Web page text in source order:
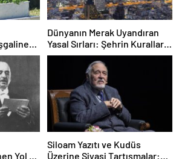
Dünyanın Merak Uyandıran
Yasal Sırları: Şehrin Kuralları
ve Şaşırtıcı Engeller
Yol ve
Siloam Yazıtı ve Kudüs
Üzerine Siyasi Tartışmalar: